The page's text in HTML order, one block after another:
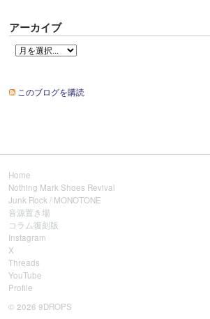
アーカイブ
このブログを購読
Home
Nothing Mark Shoes Revival
Junk Rock / MONOTONE
音源置き場
コラム復刻版
Instagram
X
Threads
YouTube
Profile
© 2026 9DROPS